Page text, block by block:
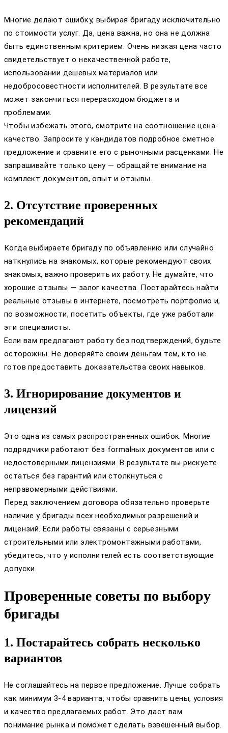
Многие делают ошибку, выбирая бригаду исключительно
по стоимости услуг. Да, цена важна, но она не должна
быть единственным критерием. Очень низкая цена часто
свидетельствует о некачественной работе,
использовании дешевых материалов или
недобросовестности исполнителей. В результате все
может закончиться перерасходом бюджета и
проблемами.
Чтобы избежать этого, смотрите на соотношение цена-
качество. Запросите у кандидатов подробное сметное
предложение и сравните его с рыночными расценками. Не
запрашивайте только цену — обращайте внимание на
комплект документов, опыт и отзывы.
2. Отсутствие проверенных
рекомендаций
Когда выбираете бригаду по объявлению или случайно
наткнулись на знакомых, которые рекомендуют своих
знакомых, важно проверить их работу. Не думайте, что
хорошие отзывы — залог качества. Постарайтесь найти
реальные отзывы в интернете, посмотреть портфолио и,
по возможности, посетить объекты, где уже работали
эти специалисты.
Если вам предлагают работу без подтверждений, будьте
осторожны. Не доверяйте своим деньгам тем, кто не
готов предоставить доказательства своих навыков.
3. Игнорирование документов и
лицензий
Это одна из самых распространенных ошибок. Многие
подрядчики работают без formalных документов или с
недостоверными лицензиями. В результате вы рискуете
остаться без гарантий или столкнуться с
неправомерными действиями.
Перед заключением договора обязательно проверьте
наличие у бригады всех необходимых разрешений и
лицензий. Если работы связаны с серьезными
строительными или электромонтажными работами,
убедитесь, что у исполнителей есть соответствующие
допуски.
Проверенные советы по выбору
бригады
1. Постарайтесь собрать несколько
вариантов
Не соглашайтесь на первое предложение. Лучше собрать
как минимум 3-4 варианта, чтобы сравнить цены, условия
и качество предлагаемых работ. Это даст вам
понимание рынка и поможет сделать взвешенный выбор.